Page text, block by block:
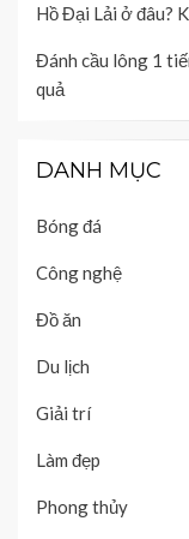
Hồ Đại Lải ở đâu?
Đánh cầu lông 1
quả
DANH MỤC
Bóng đá
Công nghệ
Đồ ăn
Du lịch
Giải trí
Làm đẹp
Phong thủy